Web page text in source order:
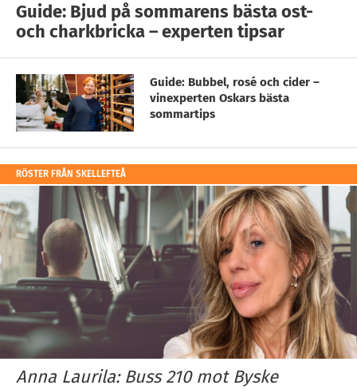
Guide: Bjud på sommarens bästa ost-
och charkbricka – experten tipsar
Guide: Bubbel, rosé och cider –
vinexperten Oskars bästa
sommartips
RÖSTER FRÅN SKELLEFTEÅ
Anna Laurila: Buss 210 mot Byske